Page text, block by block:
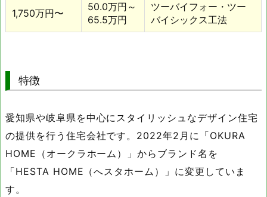
1,750万円〜
50.0万円～
65.5万円
ツーバイフォー・ツー
バイシックス工法
特徴
愛知県や岐阜県を中心にスタイリッシュなデザイン住宅
の提供を行う住宅会社です。2022年2月に「OKURA
HOME（オークラホーム）」からブランド名を
「HESTA HOME（へスタホーム）」に変更していま
す。